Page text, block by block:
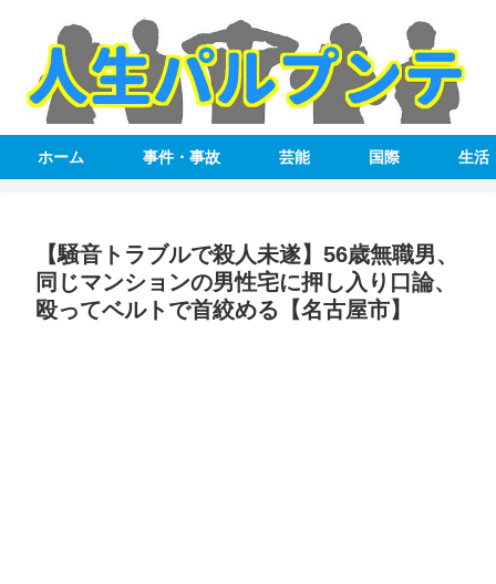
ホーム 事件・事故 芸能 国際 生活
【騒音トラブルで殺人未遂】56歳無職男、
同じマンションの男性宅に押し入り口論、
殴ってベルトで首絞める【名古屋市】